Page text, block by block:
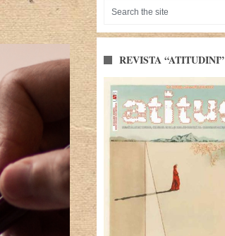
REVISTA “ATITUDINI”